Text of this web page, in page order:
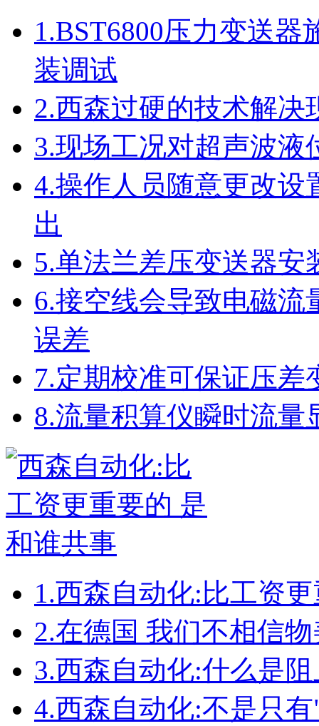
1.BST6800压力变送
装调试
2.西森过硬的技术解决
3.现场工况对超声波液
4.操作人员随意更改设
出
5.单法兰差压变送器安
6.接空线会导致电磁流
误差
7.定期校准可保证压差
8.流量积算仪瞬时流量
1.西森自动化:比工资
2.在德国 我们不相信
3.西森自动化:什么是
4.西森自动化:不是只